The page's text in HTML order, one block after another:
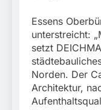
Essens
unterstreicht:
setzt
Norden. Der
Architektur,